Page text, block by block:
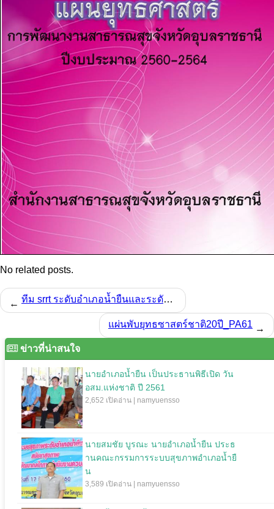
No related posts.
← ทีม srrt ระดับอำเภอน้ำยืนและระดับตำบลง ทำกิจกรรมรณรงค์ ทำความสะอาดหมู่บ้าน กำจัดยุงลาย
แผ่นพับยุทธซาสตร์ชาติ20ปี_PA61 →
ข่าวที่น่าสนใจ
นายอำเภอน้ำยืน เป็นประธานพิธีเปิด วัน
อสม.แห่งชาติ ปี 2561
2,652 เปิดอ่าน | namyuensso
นายสมชัย บูรณะ นายอำเภอน้ำยืน ประธ
านคณะกรรมการระบบสุขภาพอำเภอน้ำยื
น
3,589 เปิดอ่าน | namyuensso